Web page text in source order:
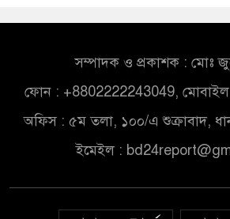
সম্পাদক ও প্রকাশক : মোঃ
ফোন : +8802222243049,
অফিস : ৫ম তলা, ১০০/এ শুক্রাবাদ,
ইমেইল :